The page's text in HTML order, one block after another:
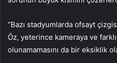
“Bazı stadyumlarda ofsayt
Öz, yeterince kameraya ve
olunamamasını da bir eksiklik